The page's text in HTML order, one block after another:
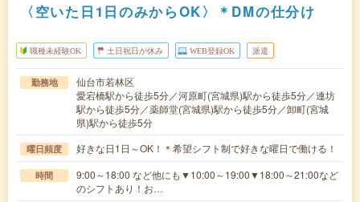
〈空いた日1日のみからOK〉＊DMの仕分け
職種未経験OK 土日祝日が休み WEB登録OK 派遣
勤務地
仙台市若林区
愛宕橋駅から徒歩5分／河原町(宮城県)駅から徒歩5分／連坊
駅から徒歩5分／薬師堂(宮城県)駅から徒歩5分／卸町(宮城
県)駅から徒歩5分
曜日頻度 好きな日1日～OK！＊希望シフト制で好きな曜日で働ける！
時間
9:00～18:00 など他にも▼10:00～19:00▼18:00～21:00など
のシフトあり！お…